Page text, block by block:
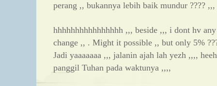
perang ,, bukannya lebih baik mundur ???? ,,,
hhhhhhhhhhhhhhhh ,,, beside ,,, i dont hv
change ,, . Might it possible ,, but only 5%
Jadi yaaaaaaa ,,, jalanin ajah lah yezh ,,,,
panggil Tuhan pada waktunya ,,,,